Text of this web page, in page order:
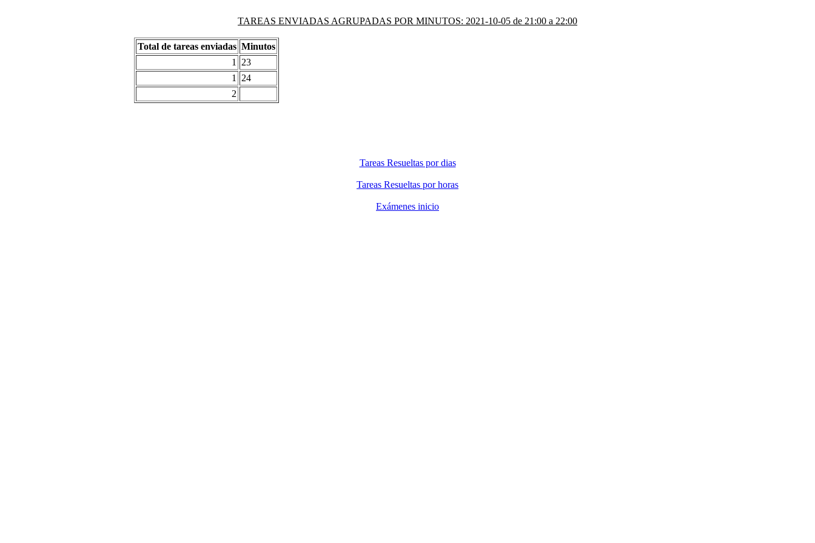
TAREAS ENVIADAS AGRUPADAS POR MINUTOS: 2021-10-05 de 21:00 a 22:00
Total de tareas enviadas Minutos
1
23
1
24
2
Tareas Resueltas por dias
Tareas Resueltas por horas
Exámenes inicio